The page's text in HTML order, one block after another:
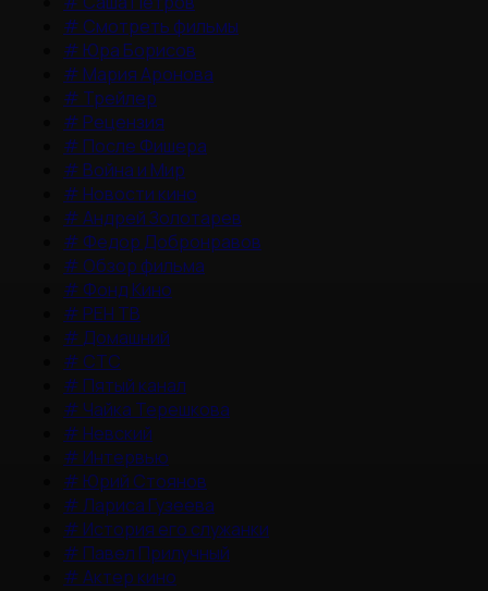
# Смотреть фильмы
# Юра Борисов
# Мария Аронова
# Трейлер
# Рецензия
# После Фишера
# Война и Мир
# Новости кино
#Андрей Золотарев
# Федор Добронравов
# Обзор фильма
# Фонд Кино
# РЕН ТВ
# Домашний
# СТС
# Пятый канал
# Чайка Терешкова
# Невский
# Интервью
# Юрий Стоянов
#Лариса Гузеева
# История его служанки
# Павел Прилучный
#Актер кино